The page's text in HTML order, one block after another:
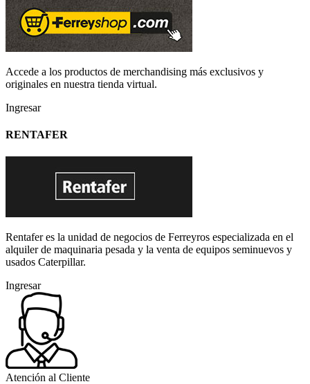
Accede a los productos de merchandising más exclusivos y
originales en nuestra tienda virtual.
Ingresar
RENTAFER
Rentafer es la unidad de negocios de Ferreyros especializada en el
alquiler de maquinaria pesada y la venta de equipos seminuevos y
usados Caterpillar.
Ingresar
Atención al Cliente